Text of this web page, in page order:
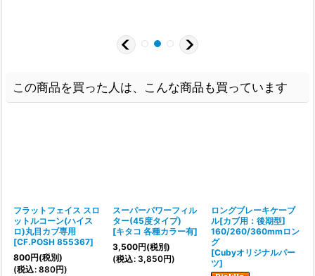
この商品を買った人は、こんな商品も買っています
フラットフェイス スロ
ットルコーン(ハイス
ロ)丸目カブ専用
[CF.POSH 855367]
800円(税別)
(税込: 880円)
スーパーパワーフィル
ター(45度タイプ)
[キタコ 各種カラー有]
3,500円(税別)
(税込: 3,850円)
ロングブレーキケーブ
ル[カブ用：後期型]
160/260/360mmロン
グ
[Cubyオリジナルパー
ツ]